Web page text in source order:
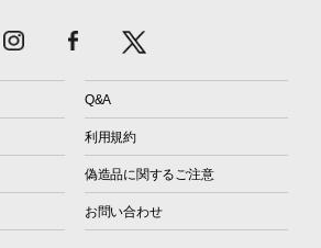
Q&A
利用規約
偽造品に関するご注意
お問い合わせ